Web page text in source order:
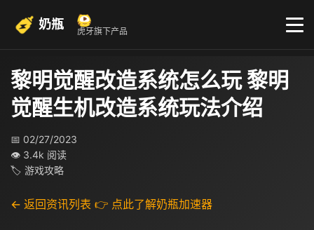
奶瓶 虎牙旗下产品
黎明觉醒改造系统怎么玩 黎明
觉醒生机改造系统玩法介绍
📅 02/27/2023
👁 3.4k 阅读
🏷 游戏攻略
← 返回资讯列表 👉 点此了解奶瓶加速器